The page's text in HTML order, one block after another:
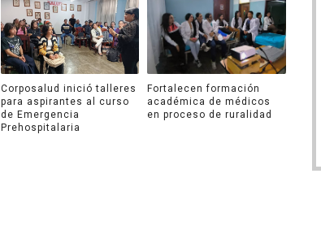
Corposalud inició talleres
para aspirantes al curso
de Emergencia
Prehospitalaria
Fortalecen formación
académica de médicos
en proceso de ruralidad